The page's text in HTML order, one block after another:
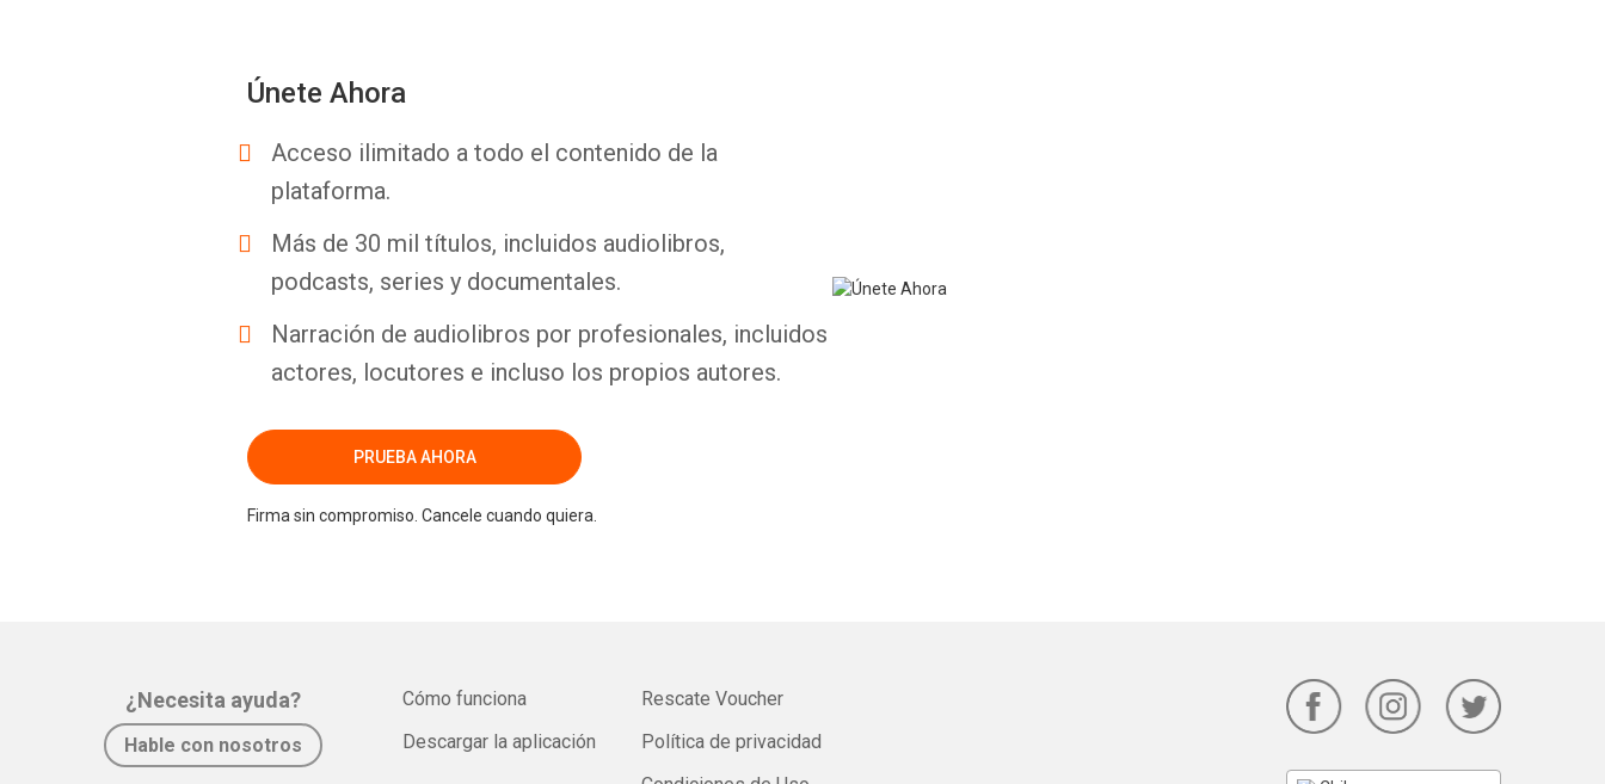
Únete Ahora
Acceso ilimitado a todo el contenido de la
plataforma.
Más de 30 mil títulos, incluidos audiolibros,
podcasts, series y documentales.
Narración de audiolibros por profesionales, incluidos
actores, locutores e incluso los propios autores.
PRUEBA AHORA
Firma sin compromiso. Cancele cuando quiera.
¿Necesita ayuda?
Hable con nosotros
Cómo funciona
Descargar la aplicación
Rescate Voucher
Política de privacidad